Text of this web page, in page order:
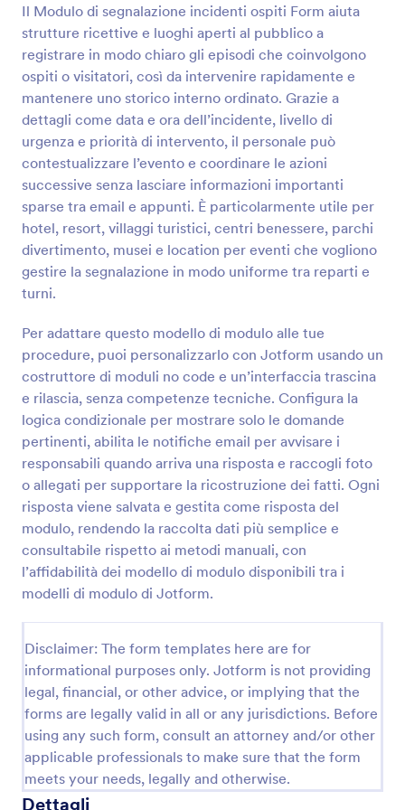
Il Modulo di segnalazione incidenti ospiti Form aiuta
strutture ricettive e luoghi aperti al pubblico a
registrare in modo chiaro gli episodi che coinvolgono
ospiti o visitatori, così da intervenire rapidamente e
mantenere uno storico interno ordinato. Grazie a
dettagli come data e ora dell’incidente, livello di
urgenza e priorità di intervento, il personale può
contestualizzare l’evento e coordinare le azioni
successive senza lasciare informazioni importanti
sparse tra email e appunti. È particolarmente utile per
hotel, resort, villaggi turistici, centri benessere, parchi
divertimento, musei e location per eventi che vogliono
gestire la segnalazione in modo uniforme tra reparti e
turni.
Per adattare questo modello di modulo alle tue
procedure, puoi personalizzarlo con Jotform usando un
costruttore di moduli no code e un’interfaccia trascina
e rilascia, senza competenze tecniche. Configura la
logica condizionale per mostrare solo le domande
pertinenti, abilita le notifiche email per avvisare i
responsabili quando arriva una risposta e raccogli foto
o allegati per supportare la ricostruzione dei fatti. Ogni
risposta viene salvata e gestita come risposta del
modulo, rendendo la raccolta dati più semplice e
consultabile rispetto ai metodi manuali, con
l’affidabilità dei modello di modulo disponibili tra i
modelli di modulo di Jotform.
Disclaimer: The form templates here are for
informational purposes only. Jotform is not providing
legal, financial, or other advice, or implying that the
forms are legally valid in all or any jurisdictions. Before
using any such form, consult an attorney and/or other
applicable professionals to make sure that the form
meets your needs, legally and otherwise.
Dettagli
Anteprima
Modulo Di Segnalazione Qualità
Raccogli e organizza segnalazioni di non conformità
e problemi operativi con il Modulo di Segnalazione
Qualità di Jotform, ideale per reparti aziendali e
team qualità che vogliono migliorare la data
collection e la gestione delle risposte.
Go to Category:
Sondaggi sulla Qualità
Anteprima